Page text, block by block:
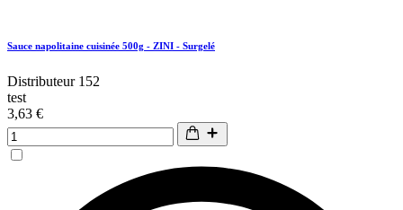
Sauce napolitaine cuisinée 500g - ZINI - Surgelé
Distributeur 152
test
3,63 €